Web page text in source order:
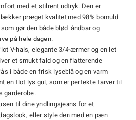
med et stilrent udtryk. Den er
præget kvalitet med 98% bomuld
gør den både blød, åndbar og
på hele dagen.
V-hals, elegante 3/4-ærmer og en let
et smukt fald og en flatterende
i både en frisk lyseblå og en varm
en flot lys gul, som er perfekte farver til
garderobe.
til dine yndlingsjeans for et
eller style den med en pæn